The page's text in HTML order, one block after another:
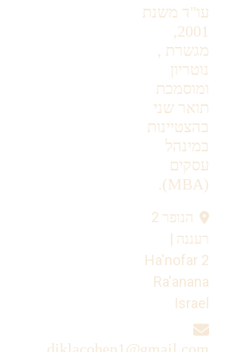
עו"ד משנת
2001,
מגשרת ,
נוטריון
ומוסמכת
תואר שני
בהצטיינות
במינהל
עסקים
(MBA).
הנופר 2
רעננה |
Ha'nofar 2
Ra'anana
Israel